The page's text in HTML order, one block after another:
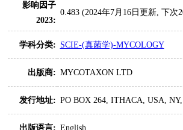
影响因子
2023:
0.483 (2024年7月16日更新, 下次
学科分类: SCIE-(真菌学)-MYCOLOGY
出版商: MYCOTAXON LTD
发行地址: PO BOX 264, ITHACA, USA, NY,
出版语言: English